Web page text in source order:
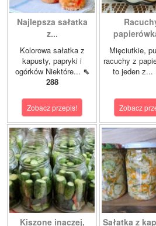
Najlepsza sałatka
z...
Kolorowa sałatka z
kapusty, papryki i
ogórków Niektóre... ⇖
288
Zobacz przepis!
Mięciutkie,
racuchy z
to jeden z...
Zobacz
Kiszone inaczej,
Sałatka z